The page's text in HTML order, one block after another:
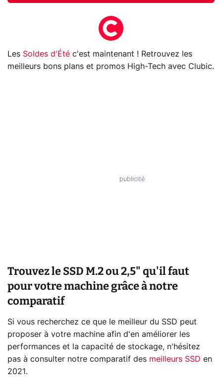
Les Soldes d'Été c'est maintenant ! Retrouvez les
meilleurs bons plans et promos High-Tech avec Clubic.
Trouvez le SSD M.2 ou 2,5" qu'il faut
pour votre machine grâce à notre
comparatif
Si vous recherchez ce que le meilleur du SSD peut
proposer à votre machine afin d'en améliorer les
performances et la capacité de stockage, n'hésitez
pas à consulter notre comparatif des meilleurs SSD en
2021 .